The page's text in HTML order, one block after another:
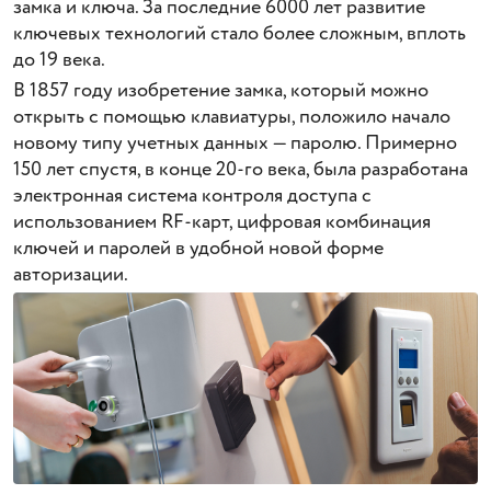
замка и ключа. За последние 6000 лет развитие
ключевых технологий стало более сложным, вплоть
до 19 века.
В 1857 году изобретение замка, который можно
открыть с помощью клавиатуры, положило начало
новому типу учетных данных — паролю. Примерно
150 лет спустя, в конце 20-го века, была разработана
электронная система контроля доступа с
использованием RF-карт, цифровая комбинация
ключей и паролей в удобной новой форме
авторизации.